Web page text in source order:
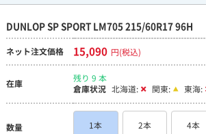
DUNLOP SP SPORT LM705 215/60R17 96H
ネット注文価格 15,090 円(税込)
在庫
残り 9 本
倉庫状況 北海道: 関東: 東海:
数量 1本 2本 4本